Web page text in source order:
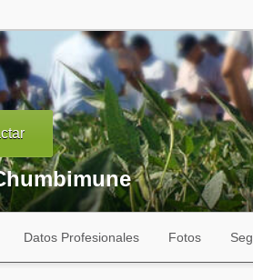
Datos Profesionales Fotos